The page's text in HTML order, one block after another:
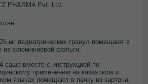
PHARMA Pvt. Ltd.
мг педиатрических гранул помещают в
из алюминиевой фольги.
саше вместе с инструкцией по
применению на казахском и
языках помещают в пачку из картона.